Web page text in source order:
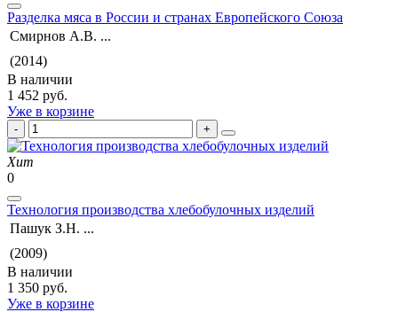
Разделка мяса в России и странах Европейского Союза
Смирнов А.В. ...
(2014)
В наличии
1 452 руб.
Уже в корзине
Хит
0
Технология производства хлебобулочных изделий
Пашук З.Н. ...
(2009)
В наличии
1 350 руб.
Уже в корзине